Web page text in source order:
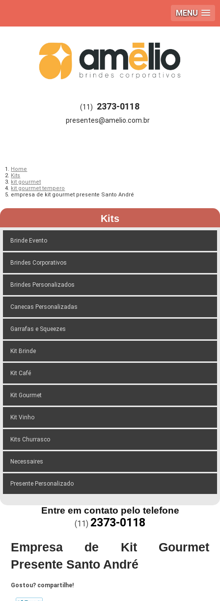
MENU
(11) 2373-0118
Home
Kits
kit gourmet
kit gourmet tempero
empresa de kit gourmet presente Santo André
Kits
Brinde Evento
Brindes Corporativos
Brindes Personalizados
Canecas Personalizadas
Garrafas e Squeezes
Kit Brinde
Kit Café
Kit Gourmet
Kit Vinho
Kits Churrasco
Necessaires
Presente Personalizado
Entre em contato pelo telefone
(11) 2373-0118
Empresa de Kit Gourmet
Presente Santo André
Gostou? compartilhe!